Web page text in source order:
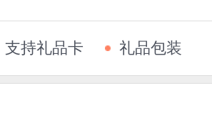
支持礼品卡 礼品包装